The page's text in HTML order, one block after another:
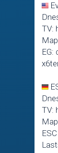
TV:
EG:
TV: